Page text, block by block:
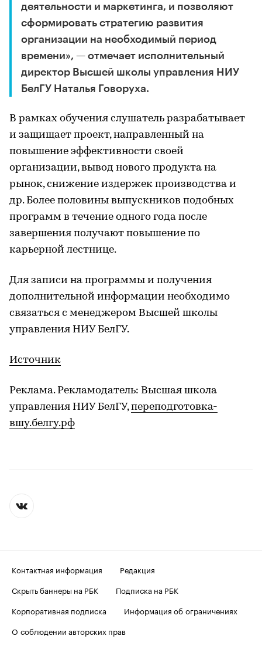
деятельности и маркетинга, и позволяют
сформировать стратегию развития
организации на необходимый период
времени», — отмечает исполнительный
директор Высшей школы управления НИУ
БелГУ Наталья Говоруха.
В рамках обучения слушатель разрабатывает
и защищает проект, направленный на
повышение эффективности своей
организации, вывод нового продукта на
рынок, снижение издержек производства и
др. Более половины выпускников подобных
программ в течение одного года после
завершения получают повышение по
карьерной лестнице.
Для записи на программы и получения
дополнительной информации необходимо
связаться с менеджером Высшей школы
управления НИУ БелГУ.
Источник
Реклама. Рекламодатель: Высшая школа
управления НИУ БелГУ,переподготовка-
вшу.белгу.рф
Контактная информация
Редакция
Скрыть баннеры на РБК
Подписка на РБК
Корпоративная подписка
Информация об ограничениях
О соблюдении авторских прав